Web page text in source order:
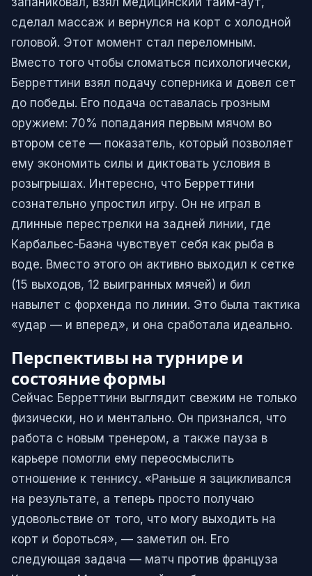
сделал массаж и вернулся на корт с холодной
головой. Этот момент стал переломным.
Вместо того чтобы сломаться психологически,
Берреттини взял подачу соперника и довел сет
до победы. Его подача оставалась грозным
оружием: 70% попадания первым мячом во
втором сете — показатель, который позволяет
ему экономить силы и диктовать условия в
розыгрышах. Интересно, что Берреттини
сознательно упростил игру. Он не играл в
длинные перестрелки на задней линии, где
Карбальес-Баэна чувствует себя как рыба в
воде. Вместо этого он активно выходил к сетке
(15 выходов, 12 выигранных мячей) и бил
навылет с форхенда по линии. Это была тактика
«удар — и вперед», и она сработала идеально.
Перспективы на турнире и
состояние формы
Сейчас Берреттини выглядит свежим не только
физически, но и ментально. Он признался, что
работа с новым тренером, а также пауза в
карьере помогли ему переосмыслить
отношение к теннису. «Раньше я зацикливался
на результате, а теперь просто получаю
удовольствие от того, что могу выходить на
корт и бороться», — заметил он. Его
следующая задача — матч против француза